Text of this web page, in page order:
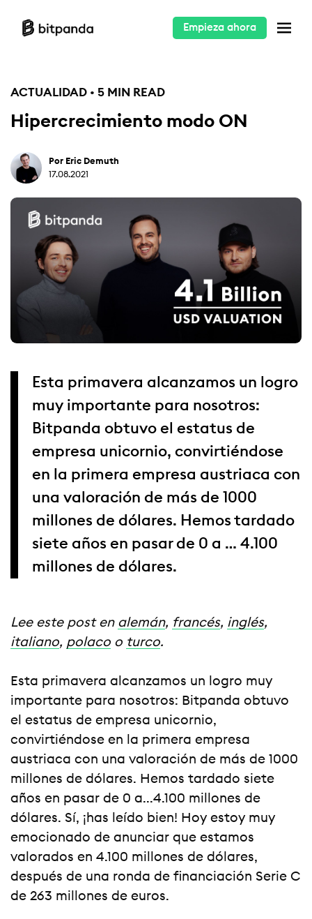
Empieza ahora
ACTUALIDAD • 5 MIN READ
Hipercrecimiento modo ON
Por Eric Demuth
17.08.2021
Esta primavera alcanzamos un logro
muy importante para nosotros:
Bitpanda obtuvo el estatus de
empresa unicornio, convirtiéndose
en la primera empresa austriaca con
una valoración de más de 1000
millones de dólares. Hemos tardado
siete años en pasar de 0 a … 4.100
millones de dólares.
Lee este post en alemán, francés, inglés,
italiano, polaco o turco.
Esta primavera alcanzamos un logro muy
importante para nosotros: Bitpanda obtuvo
el estatus de empresa unicornio,
convirtiéndose en la primera empresa
austriaca con una valoración de más de 1000
millones de dólares. Hemos tardado siete
años en pasar de 0 a...4.100 millones de
dólares. Sí, ¡has leído bien! Hoy estoy muy
emocionado de anunciar que estamos
valorados en 4.100 millones de dólares,
después de una ronda de financiación Serie C
de 263 millones de euros.